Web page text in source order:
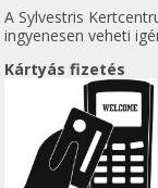
A Sylvestris
ingyenesen veheti
Kártyás fizetés